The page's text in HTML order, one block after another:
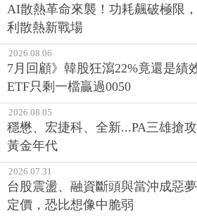
AI散熱革命來襲！功耗飆破極限
利散熱新戰場
2026.08.06
7月回顧》韓股狂瀉22%竟還是績
ETF只剩一檔贏過0050
2026.08.05
穩懋、宏捷科、全新...PA三雄搶
黃金年代
2026.07.31
台股震盪、融資斷頭與當沖成惡
定價，恐比想像中脆弱